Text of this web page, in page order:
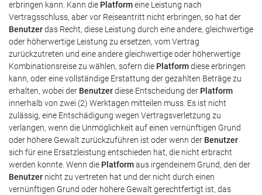
erbringen kann. Kann die Platformeine Leistung nach
Vertragsschluss, aber vor Reiseantritt nicht erbringen, so hat der
Benutzerdas Recht, diese Leistung durch eine andere, gleichwertige
oder höherwertige Leistung zu ersetzen, vom Vertrag
zurückzutreten und eine andere gleichwertige oder höherwertige
Kombinationsreise zu wählen, sofern die Platformdiese erbringen
kann, oder eine vollständige Erstattung der gezahlten Beträge zu
erhalten, wobei der Benutzerdiese Entscheidung der Platform
innerhalb von zwei (2) Werktagen mitteilen muss. Es ist nicht
zulässig, eine Entschädigung wegen Vertragsverletzung zu
verlangen, wenn die Unmöglichkeit auf einen vernünftigen Grund
oder höhere Gewalt zurückzuführen ist oder wenn der Benutzer
sich für eine Ersatzleistung entschieden hat, die nicht erbracht
werden konnte. Wenn die Platformaus irgendeinem Grund, den der
Benutzer nicht zu vertreten hat und der nicht durch einen
vernünftigen Grund oder höhere Gewalt gerechtfertigt ist, das